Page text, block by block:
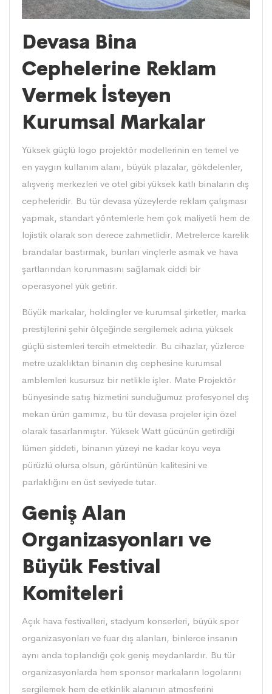
Devasa Bina
Cephelerine Reklam
Vermek İsteyen
Kurumsal Markalar
Yüksek güçlü logo projektör modellerinin en temel ve
en yaygın kullanım alanı, büyük plazalar, gökdelenler,
alışveriş merkezleri ve otel gibi yüksek katlı binaların dış
cepheleridir. Bu tür devasa yüzeylerde reklam çalışması
yapmak, standart yöntemlerle hem çok maliyetli hem de
lojistik olarak son derece zahmetlidir. Metrelerce karelik
brandalar bastırmak, bunları vinçlerle asmak ve hava
şartlarından korunmasını sağlamak ciddi bir
operasyonel yük getirir.
Büyük markalar, holdingler ve kurumsal şirketler, marka
prestijlerini şehir ölçeğinde sergilemek adına yüksek
güçlü sistemleri tercih etmektedir. Bu cihazlar, yüzlerce
metre uzaklıktan binanın dış cephesine kurumsal
amblemleri kusursuz bir netlikle işler. Mate Projektör
bünyesinde satış hizmetini sunduğumuz profesyonel dış
mekan ürün gamımız, bu tür devasa projeler için özel
olarak tasarlanmıştır. Yüksek Watt gücünün getirdiği
lümen şiddeti, binanın yüzeyi ne kadar koyu veya
pürüzlü olursa olsun, görüntünün kalitesini ve
parlaklığını en üst seviyede tutar.
Geniş Alan
Organizasyonları ve
Büyük Festival
Komiteleri
Açık hava festivalleri, stadyum konserleri, büyük spor
organizasyonları ve fuar dış alanları, binlerce insanın
aynı anda toplandığı çok geniş meydanlardır. Bu tür
organizasyonlarda hem sponsor markaların logolarını
sergilemek hem de etkinlik alanının atmosferini